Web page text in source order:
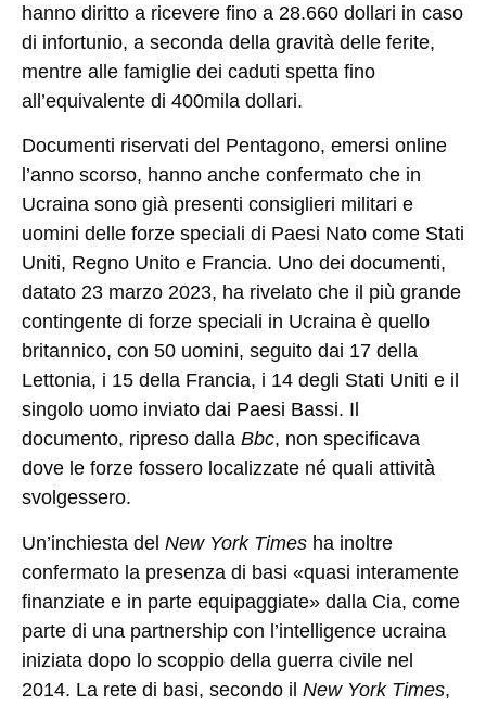
hanno diritto a ricevere fino a 28.660 dollari in caso
di infortunio, a seconda della gravità delle ferite,
mentre alle famiglie dei caduti spetta fino
all’equivalente di 400mila dollari.
Documenti riservati del Pentagono, emersi online
l’anno scorso, hanno anche confermato che in
Ucraina sono già presenti consiglieri militari e
uomini delle forze speciali di Paesi Nato come Stati
Uniti, Regno Unito e Francia. Uno dei documenti,
datato 23 marzo 2023, ha rivelato che il più grande
contingente di forze speciali in Ucraina è quello
britannico, con 50 uomini, seguito dai 17 della
Lettonia, i 15 della Francia, i 14 degli Stati Uniti e il
singolo uomo inviato dai Paesi Bassi. Il
documento, ripreso dalla Bbc, non specificava
dove le forze fossero localizzate né quali attività
svolgessero.
Un’inchiesta del New York Times ha inoltre
confermato la presenza di basi «quasi interamente
finanziate e in parte equipaggiate» dalla Cia, come
parte di una partnership con l’intelligence ucraina
iniziata dopo lo scoppio della guerra civile nel
2014. La rete di basi, secondo il New York Times,